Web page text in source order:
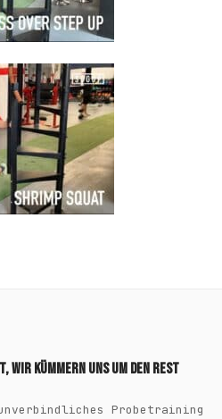
wir kümmern uns um den Rest
Probetraining